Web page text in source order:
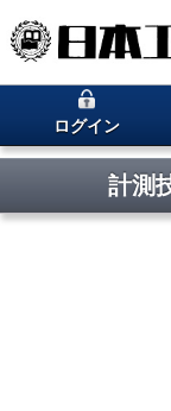
ログイン
計測